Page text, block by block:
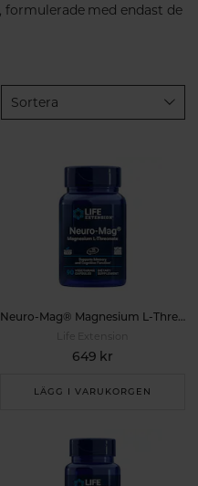
formulerade med endast de
Sortera
Neuro-Mag® Magnesium L-Threonate 90k
Life Extension
649 kr
LÄGG I VARUKORGEN